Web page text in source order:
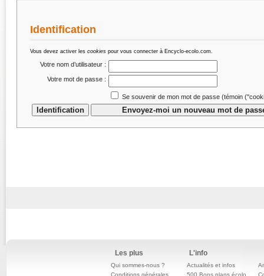
Identification
Vous devez activer les cookies pour vous connecter à Encyclo-ecolo.com.
Votre nom d’utilisateur :
Votre mot de passe :
Se souvenir de mon mot de passe (témoin
Les plus
Qui sommes-nous ?
Conditions générales
L'info
Actualités et infos
500 Bons plans écolo